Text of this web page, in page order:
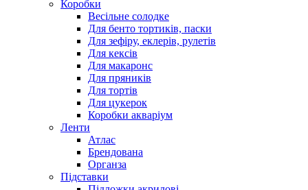
Коробки
Весільне солодке
Для бенто тортиків, паски
Для зефіру, еклерів, рулетів
Для кексів
Для макаронс
Для пряників
Для тортів
Для цукерок
Коробки акваріум
Ленти
Атлас
Брендована
Органза
Підставки